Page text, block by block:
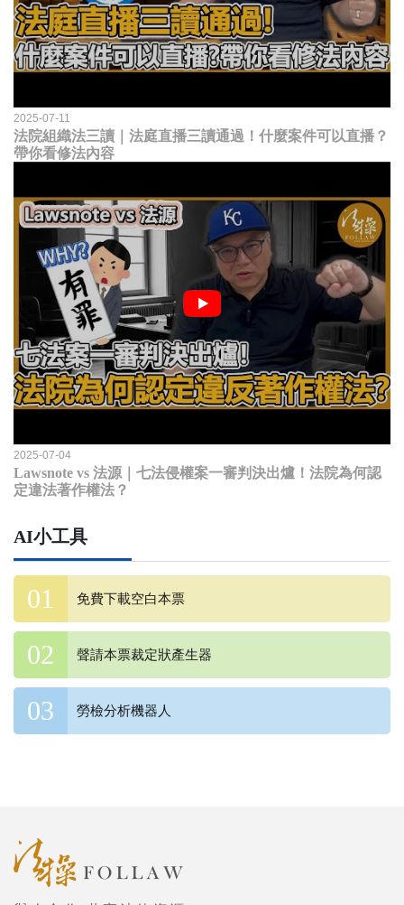
2025-07-11
法院組織法三讀｜法庭直播三讀通過！什麼案件可以直播？
帶你看修法內容
2025-07-04
Lawsnote vs 法源｜七法侵權案一審判決出爐！法院為何認
定違法著作權法？
AI小工具
免費下載空白本票
聲請本票裁定狀產生器
勞檢分析機器人